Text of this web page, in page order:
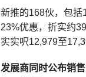
新推的168伙，包括
23%优惠，折实约
实实呎12,979至
发展商同时公布销